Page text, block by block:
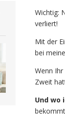
Wichtig:
verliert!
Mit der
bei
Wenn
Zweit
Und wo